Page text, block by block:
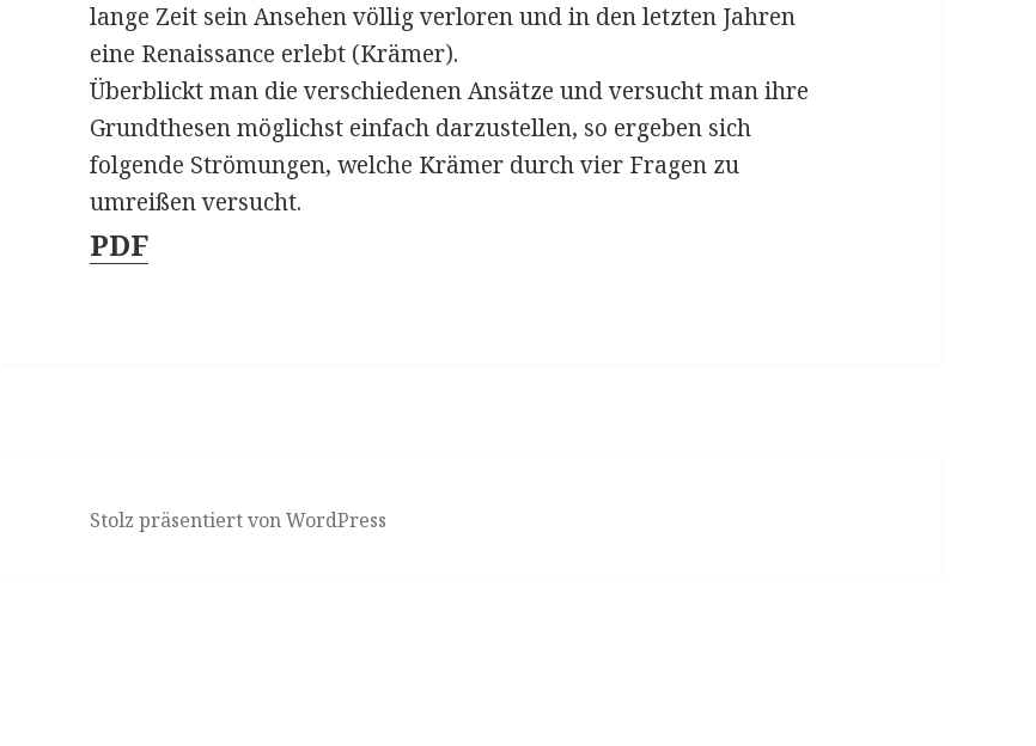
lange Zeit sein Ansehen völlig verloren und in den letzten Jahren
eine Renaissance erlebt (Krämer).
Überblickt man die verschiedenen Ansätze und versucht man ihre
Grundthesen möglichst einfach darzustellen, so ergeben sich
folgende Strömungen, welche Krämer durch vier Fragen zu
umreißen versucht.
PDF
Stolz präsentiert von WordPress